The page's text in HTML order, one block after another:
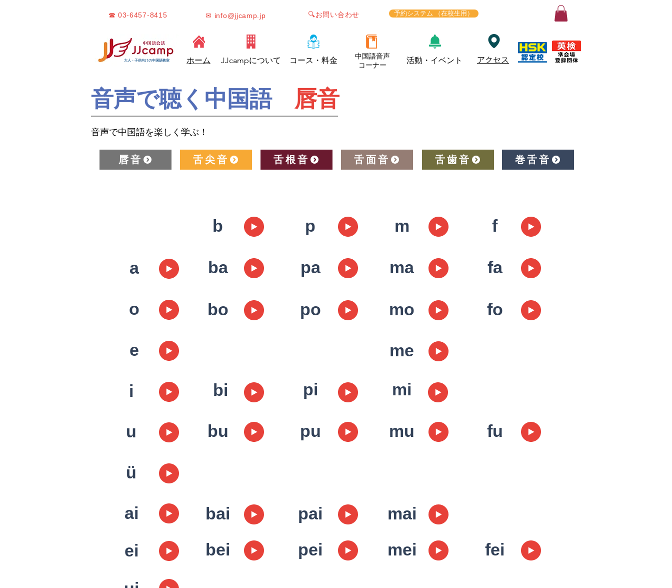
☎ 03-6457-8415 ✉ info@jjcamp.jp 🔍お問い合わせ 予約システム （在校生用）
大人・子供向けの中国語教室 ホーム JJcampについて コース・料金
中国語音声
コーナー
活動・イベント アクセス
音声で聴く中国語 唇音
音声で中国語を楽しく学ぶ！
唇音 舌尖音 舌根音 舌面音 舌歯音 巻舌音
b p m f
a ba pa ma fa
​o
​e
bo po mo
me
fo
i
u
bi
bu
pi mi
pu mu fu
ü
ai
ei
bai
bei
pai
pei
mai
mei
fei